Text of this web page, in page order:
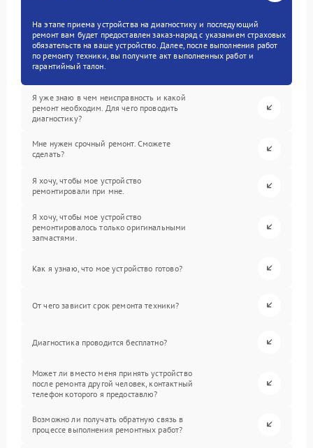
На этапе приема устройства на диагностику и последующий
ремонт вам будет предоставлен заказ-наряд с указанием страховых
обязательств на ваше устройство. Далее, после выполнения работ
по ремонту техники, вы получите акт выполненных работ и
гарантийный талон.
Я уже знаю в чем неисправность и какой
ремонт необходим. Для чего проводить
диагностику?
Мне нужен срочный ремонт. Сможете
сделать?
Я хочу, чтобы мое устройство
ремонтировали при мне.
Я хочу, чтобы мое устройство
ремонтировалось только оригинальными
запчастями.
Как я узнаю, что мое устройство готово?
От чего зависит срок ремонта техники?
Диагностика проводится бесплатно?
Может ли вместо меня принять устройство
после ремонта другой человек, контактный
телефон которого я предоставлю?
Возможно ли получать обратную связь в
процессе выполнения ремонтных работ?